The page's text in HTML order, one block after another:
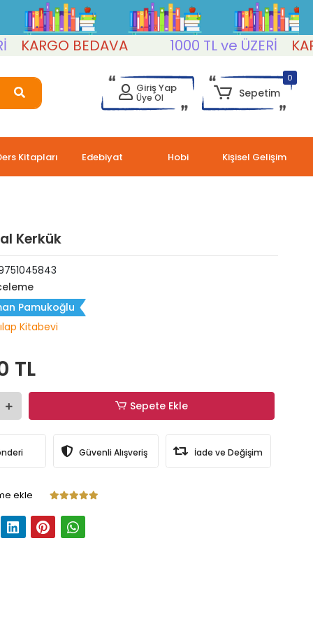
BEDAVA 1000 TL ve ÜZERİ
Giriş Yap
Üye Ol
0
Sepetim
Kitapları Edebiyat Hobi Kişisel Gelişim
Kerkük
Pamukoğlu
Kitabevi
TL
Sepete Ekle
Güvenli Alışveriş İade ve Değişim
ekle